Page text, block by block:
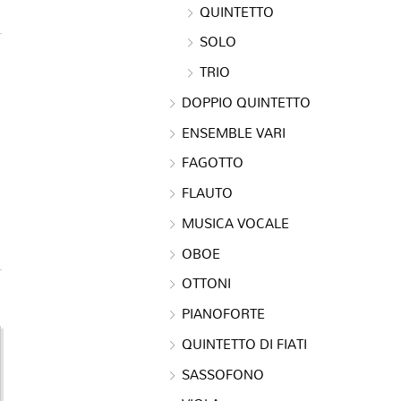
QUINTETTO
SOLO
TRIO
DOPPIO QUINTETTO
ENSEMBLE VARI
FAGOTTO
FLAUTO
MUSICA VOCALE
OBOE
OTTONI
PIANOFORTE
QUINTETTO DI FIATI
SASSOFONO